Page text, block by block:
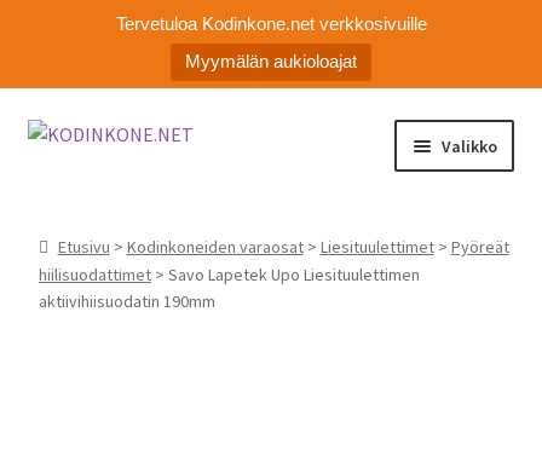
Tervetuloa Kodinkone.net verkkosivuille
Myymälän aukioloajat
Siirry
Siirry
Valikko
tason
Ota yhteyttä
Etusivu > Kodinkoneiden varaosat> Liesituulettimet> Pyöreät
hiilisuodattimet > Savo Lapetek Upo Liesituulettimen
aktiivihiisuodatin 190mm